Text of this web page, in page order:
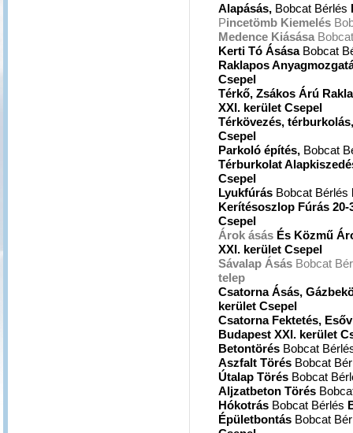
Alapásás, Bobcat Bérlés
Pincetömb Kiemelés
Medence Kiásása
Kerti Tó ÁsásaBobcat
Raklapos
Csepel
Térkő, Zsákos Árú
XXI. kerület Csepel
Térkövezés, térburkolás,
Csepel
Parkoló építés, Bobcat
Térburkolat
Csepel
Lyukfúrás Bobcat Bérlés
Kerítésoszlop Fúrás 20-
Csepel
Árok ásás És Közmű
XXI. kerület Csepel
Sávalap Ásás Bobcat
telep
Csatorna Ásás,
kerület Csepel
Csatorna Fektetés,
Budapest XXI. kerület
Betontörés Bobcat
Aszfalt Törés Bobcat
Útalap Törés Bobcat
Aljzatbeton Törés
Hókotrás Bobcat Bérlés
Épületbontás Bobcat